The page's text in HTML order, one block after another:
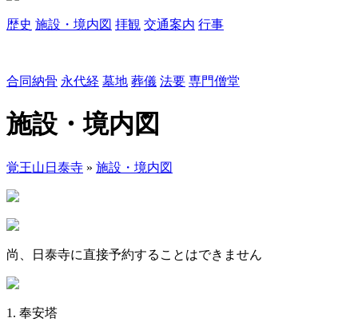
歴史 施設・境内図 拝観 交通案内 行事
合同納骨 永代経 墓地 葬儀 法要 専門僧堂
施設・境内図
覚王山日泰寺 » 施設・境内図
尚、日泰寺に直接予約することはできません
1. 奉安塔